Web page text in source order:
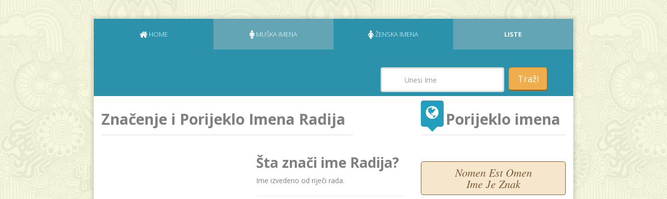
HOME MUŠKA IMENA ŽENSKA IMENA LISTE
Traži
Značenje i Porijeklo Imena Radija
Šta znači ime Radija?
Ime izvedeno od riječi rаdа.
Porijeklo imena
Nomen Est Omen
Ime Je Znak